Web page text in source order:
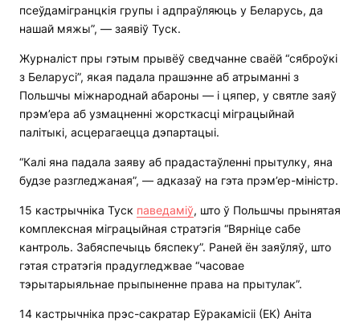
псеўдамігранцкія групы і адпраўляюць у Беларусь, да
нашай мяжы”, — заявіў Туск.
Журналіст пры гэтым прывёў сведчанне сваёй “сяброўкі
з Беларусі”, якая падала прашэнне аб атрыманні з
Польшчы міжнароднай абароны — і цяпер, у святле заяў
прэм’ера аб узмацненні жорсткасці міграцыйнай
палітыкі, асцерагаецца дэпартацыі.
“Калі яна падала заяву аб прадастаўленні прытулку, яна
будзе разгледжаная”, — адказаў на гэта прэм’ер-міністр.
15 кастрычніка Туск паведаміў, што ў Польшчы прынятая
комплексная міграцыйная стратэгія “Вярніце сабе
кантроль. Забяспечыць бяспеку”. Раней ён заяўляў, што
гэтая стратэгія прадугледжвае “часовае
тэрытарыяльнае прыпыненне права на прытулак”.
14 кастрычніка прэс-сакратар Еўракамісіі (ЕК) Аніта